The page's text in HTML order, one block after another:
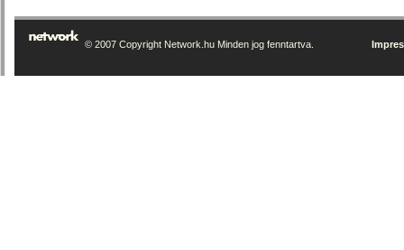
© 2007 Copyright Network.hu Minden jog fenntartva.